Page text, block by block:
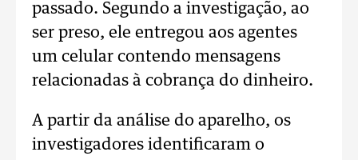
passado. Segundo a investigação, ao
ser preso, ele entregou aos agentes
um celular contendo mensagens
relacionadas à cobrança do dinheiro.
A partir da análise do aparelho, os
investigadores identificaram o